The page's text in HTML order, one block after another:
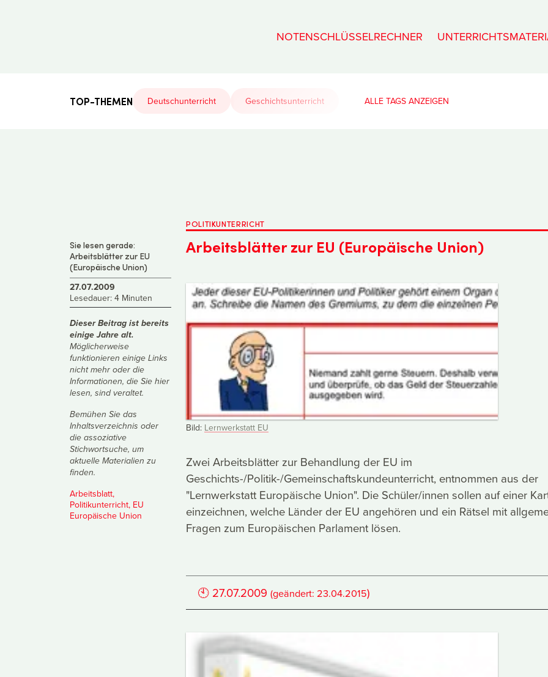
NOTENSCHLÜSSELRECHNER
TOP-THEMEN Deutschunterricht Geschichtsunterricht ALLE TAGS
Sie lesen gerade:
Arbeitsblätter zur EU
(Europäische Union)
27.07.2009
Lesedauer: 4 Minuten
Dieser Beitrag ist bereits
einige Jahre alt.
Möglicherweise
funktionieren einige Links
nicht mehr oder die
Informationen, die Sie hier
lesen, sind veraltet.
Bemühen Sie das
Inhaltsverzeichnis oder
die assoziative
Stichwortsuche, um
aktuelle Materialien zu
finden.
Arbeitsblatt,
Politikunterricht, EU
Europäische Union
POLITIKUNTERRICHT
Arbeitsblätter zur EU (Europäische Union)
Bild: Lernwerkstatt EU
Zwei Arbeitsblätter zur Behandlung der EU im
Geschichts-/Politik-/Gemeinschaftskundeunterricht, entnommen aus der
"Lernwerkstatt Europäische Union". Die Schüler/innen sollen auf einer
einzeichnen, welche Länder der EU angehören und ein Rätsel mit
Fragen zum Europäischen Parlament lösen.
🕙 27.07.2009 (geändert: 23.04.2015)